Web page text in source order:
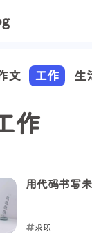
文 工作 生
作
用代码书写
求职